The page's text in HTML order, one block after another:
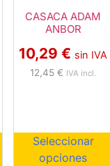
CASACA ADAM
ANBOR
10,29 € sin IVA
12,45 € IVA incl.
Seleccionar
opciones